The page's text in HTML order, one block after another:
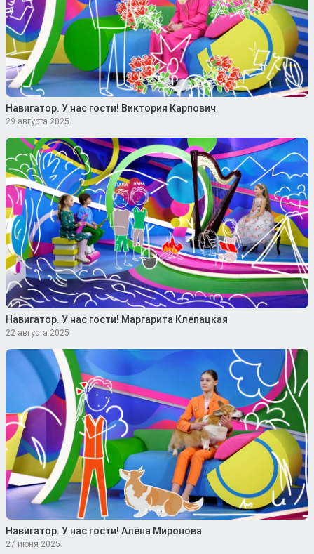
Навигатор. У нас гости! Виктория Карпович
29 августа 2025
Навигатор. У нас гости! Маргарита Клепацкая
22 августа 2025
Навигатор. У нас гости! Алёна Миронова
27 июня 2025